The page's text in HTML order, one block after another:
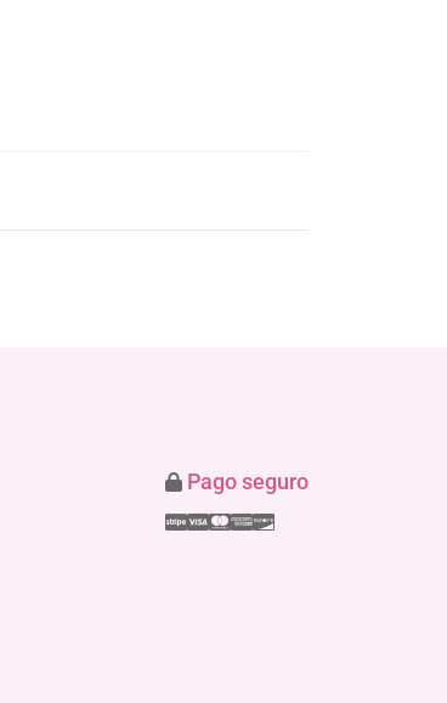
Pago seguro
Stripe
VisaMastercard
American Express
Discover